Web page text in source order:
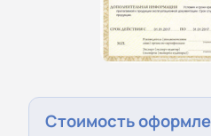
Стоимость